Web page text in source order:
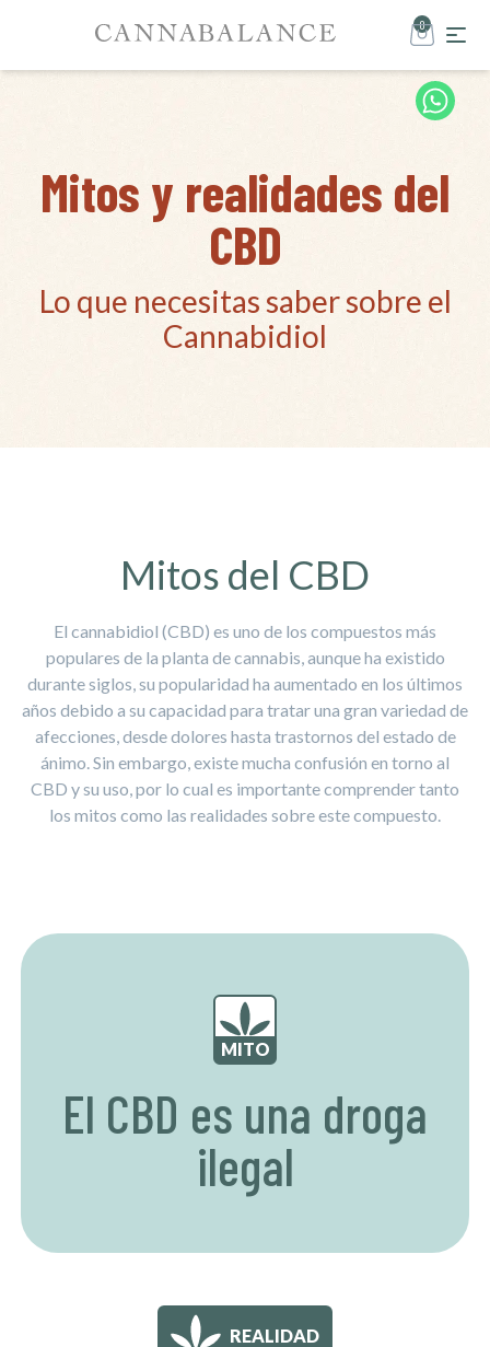
0
Mitos y realidades del
CBD
Lo que necesitas saber sobre el
Cannabidiol
Mitos del CBD
El cannabidiol (CBD) es uno de los compuestos más
populares de la planta de cannabis, aunque ha existido
durante siglos, su popularidad ha aumentado en los últimos
años debido a su capacidad para tratar una gran variedad de
afecciones, desde dolores hasta trastornos del estado de
ánimo. Sin embargo, existe mucha confusión en torno al
CBD y su uso, por lo cual es importante comprender tanto
los mitos como las realidades sobre este compuesto.
MITO
El CBD es una droga
ilegal
REALIDAD